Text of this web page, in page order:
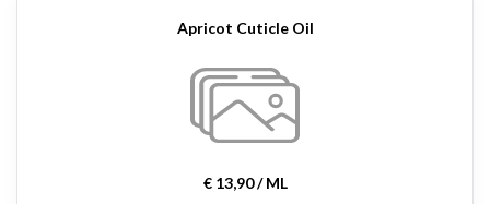
Apricot Cuticle Oil
€ 13,90 / ML